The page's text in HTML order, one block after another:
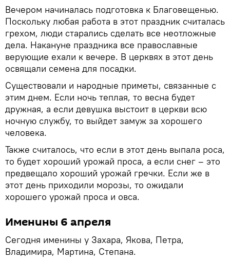
Вечером начиналась подготовка к Благовещенью.
Поскольку любая работа в этот праздник считалась
грехом, люди старались сделать все неотложные
дела. Накануне праздника все православные
верующие ехали к вечере. В церквях в этот день
освящали семена для посадки.
Существовали и народные приметы, связанные с
этим днем. Если ночь теплая, то весна будет
дружная, а если девушка выстоит в церкви всю
ночную службу, то выйдет замуж за хорошего
человека.
Также считалось, что если в этот день выпала роса,
то будет хороший урожай проса, а если снег – это
предвещало хороший урожай гречки. Если же в
этот день приходили морозы, то ожидали
хорошего урожай проса и овса.
Именины 6 апреля
Сегодня именины у Захара, Якова, Петра,
Владимира, Мартина, Степана.